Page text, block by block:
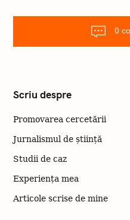
a
e
0
Scriu despre
Promovarea cercetării
Jurnalismul de știință
Studii de caz
Experiența mea
Articole scrise de mine